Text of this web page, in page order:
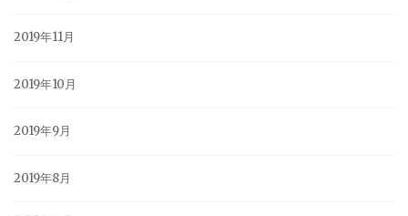
2019年11月
2019年10月
2019年9月
2019年8月